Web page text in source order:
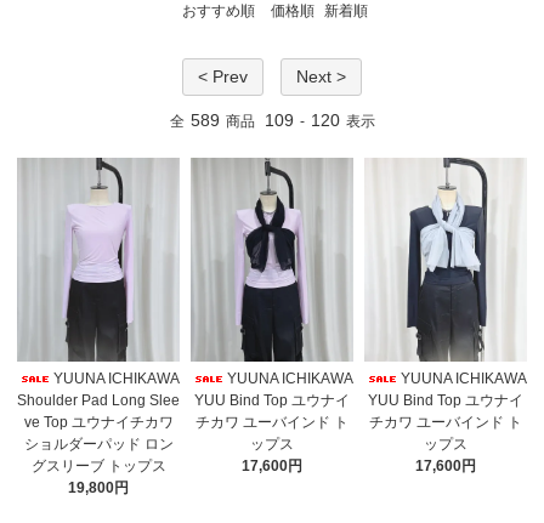
おすすめ順 価格順 新着順
< Prev Next >
全 589 商品 109 - 120 表示
YUUNA ICHIKAWA
Shoulder Pad Long Slee
ve Top ユウナイチカワ
ショルダーパッド ロン
グスリーブ トップス
19,800円
YUUNA ICHIKAWA
YUU Bind Top ユウナイ
チカワ ユーバインド ト
ップス
17,600円
YUUNA ICHIKAWA
YUU Bind Top ユウナイ
チカワ ユーバインド ト
ップス
17,600円